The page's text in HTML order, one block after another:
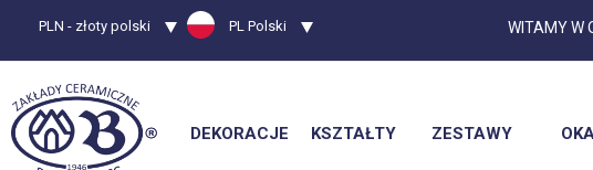
Przejdź
Waluta
PLN - złoty polski Język PL Polski WITAMY W
DEKORACJE KSZTAŁTY ZESTAWY